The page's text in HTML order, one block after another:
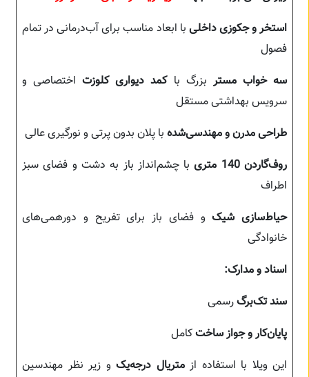
استخر و جکوزی داخلی با ابعاد مناسب برای آب‌درمانی در تمام
فصول
سه خواب مستر بزرگ باکمد دیواری کلوزتاختصاصی و
سرویس بهداشتی مستقل
طراحی مدرن و مهندسی‌شده با پلان بدون پرتی و نورگیری عالی
روف‌گاردن 140 متری
با چشم‌انداز باز به دشت و فضای سبز
اطراف
حیاط‌سازی شیکو فضای باز برای تفریح و دورهمی‌های
خانوادگی
اسناد و مدارک:
سند تک‌برگرسمی
پایان‌کار و جواز ساختکامل
این ویلا با استفاده ازمتریال درجه‌یک و زیر نظر مهندسین